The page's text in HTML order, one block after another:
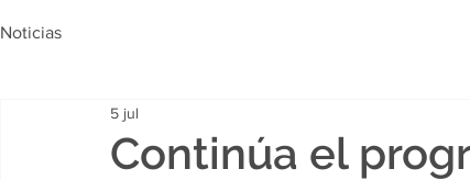
Noticias
Continúa el
5 jul